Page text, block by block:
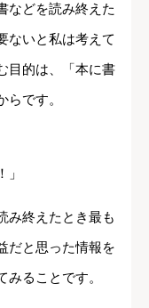
などを読み終えた
ないと私は考えて
目的は、「本に書
です。
み終えたとき最も
だと思った情報を
ることです。